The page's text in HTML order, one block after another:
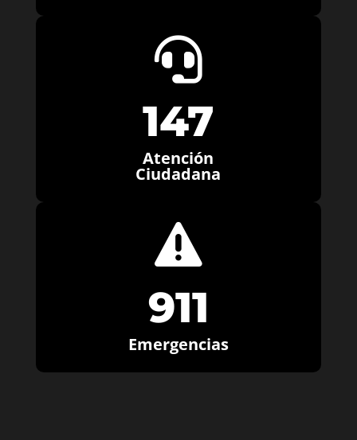

147
Atención
Ciudadana

911
Emergencias